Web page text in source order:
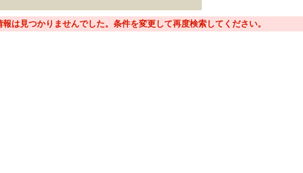
は見つかりませんでした。条件を変更して再度検索してください。